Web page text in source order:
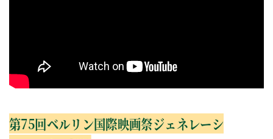
第75回ベルリン国際映画祭ジェネレーシ